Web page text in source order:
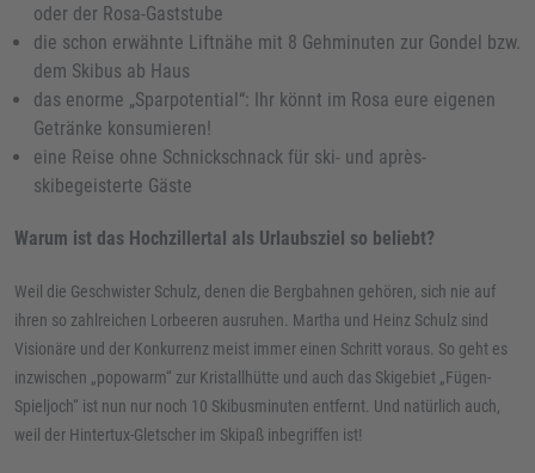
oder der Rosa-Gaststube
die schon erwähnte Liftnähe mit 8 Gehminuten zur Gondel bzw.
dem Skibus ab Haus
das enorme „Sparpotential“: Ihr könnt im Rosa eure eigenen
Getränke konsumieren!
eine Reise ohne Schnickschnack für ski- und après-
skibegeisterte Gäste
Warum ist das Hochzillertal als Urlaubsziel so beliebt?
Weil die Geschwister Schulz, denen die Bergbahnen gehören, sich nie auf
ihren so zahlreichen Lorbeeren ausruhen. Martha und Heinz Schulz sind
Visionäre und der Konkurrenz meist immer einen Schritt voraus. So geht es
inzwischen „popowarm“ zur Kristallhütte und auch das Skigebiet „Fügen-
Spieljoch“ ist nun nur noch 10 Skibusminuten entfernt. Und natürlich auch,
weil der Hintertux-Gletscher im Skipaß inbegriffen ist!